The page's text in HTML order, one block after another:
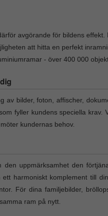
avgörande för bildens
att hitta en perfekt
- över 400 000
bilder, foton, affischer,
fyller kundens speciella
kundernas behov.
uppmärksamhet den
harmoniskt komplement till
För dina familjebilder,
ram på nytt.